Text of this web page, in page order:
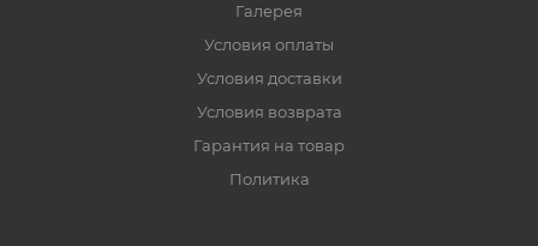
Галерея
Условия оплаты
Условия доставки
Условия возврата
Гарантия на товар
Политика